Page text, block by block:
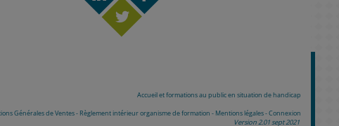
Accueil et formations au public en situation de handicap
Générales de Ventes- Règlement intérieur organisme de formation - Mentions légales-Connexion
Version 2.01 sept 2021